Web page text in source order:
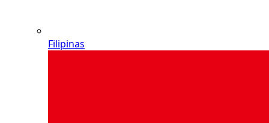
Filipinas